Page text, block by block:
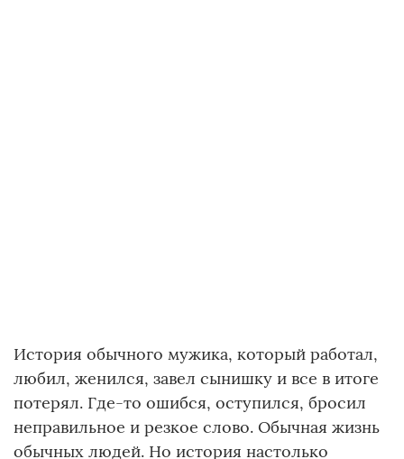
История обычного мужика, который работал,
любил, женился, завел сынишку и все в итоге
потерял. Где-то ошибся, оступился, бросил
неправильное и резкое слово. Обычная жизнь
обычных людей. Но история настолько